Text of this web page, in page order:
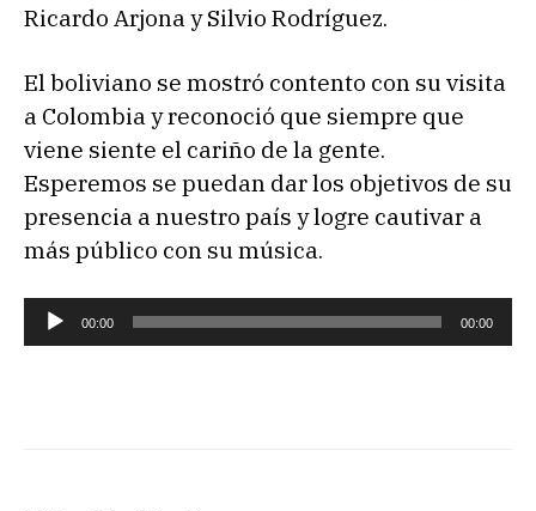
Ricardo Arjona y Silvio Rodríguez.
El boliviano se mostró contento con su visita
a Colombia y reconoció que siempre que
viene siente el cariño de la gente.
Esperemos se puedan dar los objetivos de su
presencia a nuestro país y logre cautivar a
más público con su música.
e
00:00 00:00